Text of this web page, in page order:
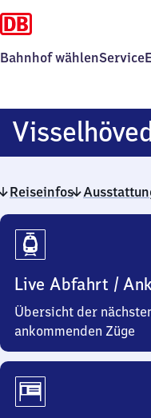
Bahnhof wählenService
Reiseinfos
Reiseinfos
Live Abfahrt /
Übersicht der
ankommenden Züge